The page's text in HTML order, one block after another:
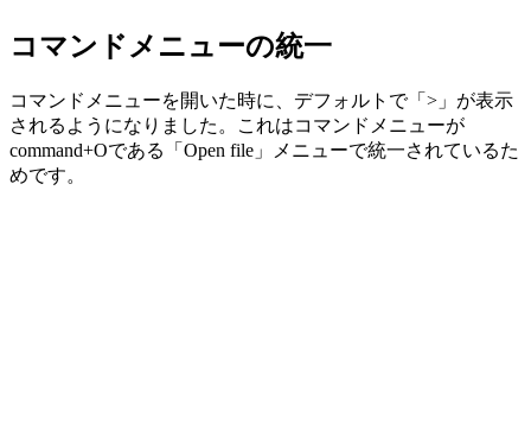
コマンドメニューの統一
コマンドメニューを開いた時に、デフォルトで「>」が表示
されるようになりました。これはコマンドメニューが
command+Oである「Open file」メニューで統一されているた
めです。